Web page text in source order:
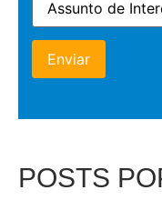
POSTS